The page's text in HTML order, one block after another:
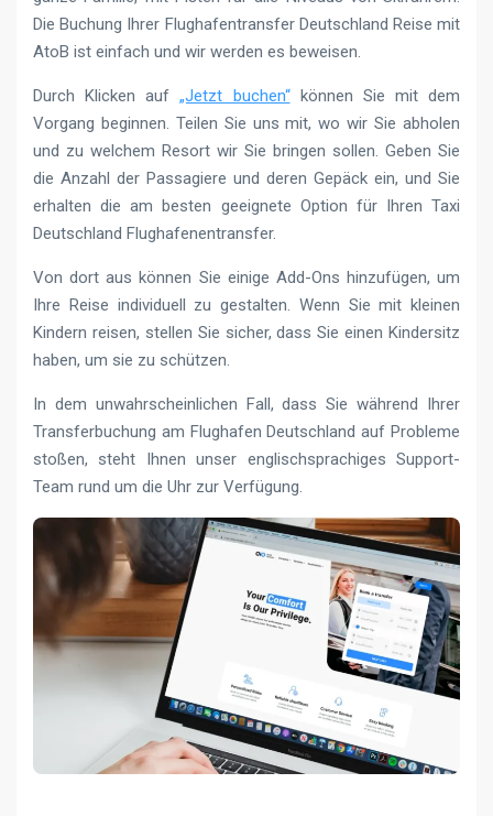
Die Buchung Ihrer Flughafentransfer Deutschland Reise mit
AtoB ist einfach und wir werden es beweisen.
Durch Klicken auf„Jetzt buchen“können Sie mit dem
Vorgang beginnen. Teilen Sie uns mit, wo wir Sie abholen
und zu welchem ​​Resort wir Sie bringen sollen. Geben Sie
die Anzahl der Passagiere und deren Gepäck ein, und Sie
erhalten die am besten geeignete Option für Ihren Taxi
Deutschland Flughafenentransfer.
Von dort aus können Sie einige Add-Ons hinzufügen, um
Ihre Reise individuell zu gestalten. Wenn Sie mit kleinen
Kindern reisen, stellen Sie sicher, dass Sie einen Kindersitz
haben, um sie zu schützen.
In dem unwahrscheinlichen Fall, dass Sie während Ihrer
Transferbuchung am Flughafen Deutschland auf Probleme
stoßen, steht Ihnen unser englischsprachiges Support-
Team rund um die Uhr zur Verfügung.